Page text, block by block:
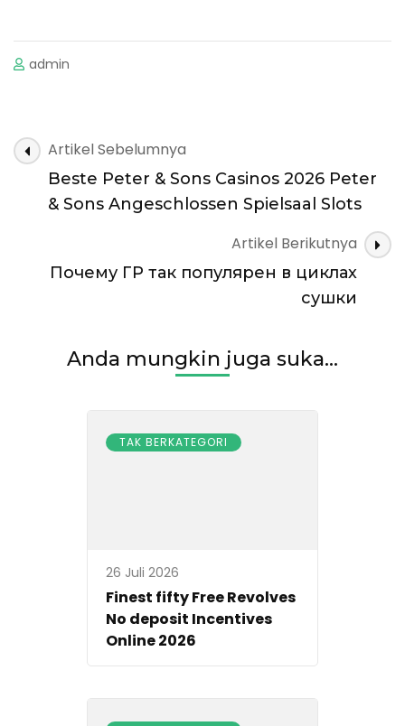
admin
Navigasi
Artikel
Artikel Sebelumnya
Beste Peter & Sons Casinos 2026 Peter
& Sons Angeschlossen Spielsaal Slots
Artikel Berikutnya
Почему ГР так популярен в циклах
сушки
Anda mungkin juga suka...
TAK BERKATEGORI
26 Juli 2026
Finest fifty Free Revolves
No deposit Incentives
Online 2026